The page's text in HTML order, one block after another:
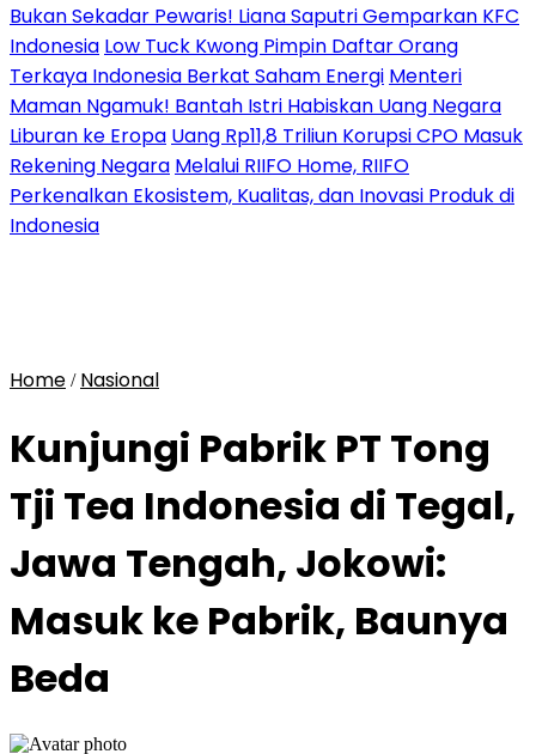
Bukan Sekadar Pewaris! Liana Saputri Gemparkan KFC
Indonesia Low Tuck Kwong Pimpin Daftar Orang
Terkaya Indonesia Berkat Saham Energi Menteri
Maman Ngamuk! Bantah Istri Habiskan Uang Negara
Liburan ke Eropa Uang Rp11,8 Triliun Korupsi CPO Masuk
Rekening Negara Melalui RIIFO Home, RIIFO
Perkenalkan Ekosistem, Kualitas, dan Inovasi Produk di
Indonesia
Home / Nasional
Kunjungi Pabrik PT Tong
Tji Tea Indonesia di Tegal,
Jawa Tengah, Jokowi:
Masuk ke Pabrik, Baunya
Beda